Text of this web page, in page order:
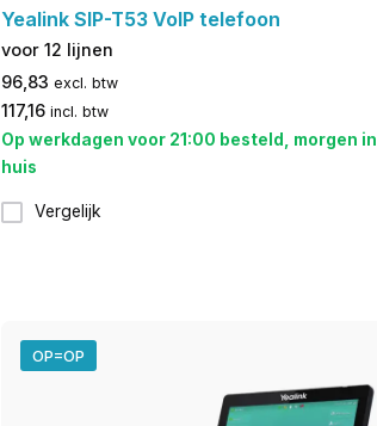
Yealink SIP-T53 VoIP telefoon
voor 12 lijnen
96,83 excl. btw
117,16 incl. btw
Op werkdagen voor 21:00 besteld, morgen in
huis
Vergelijk
OP=OP